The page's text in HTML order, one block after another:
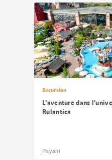
Excursion
L’aventure dans
Rulantica
Payant